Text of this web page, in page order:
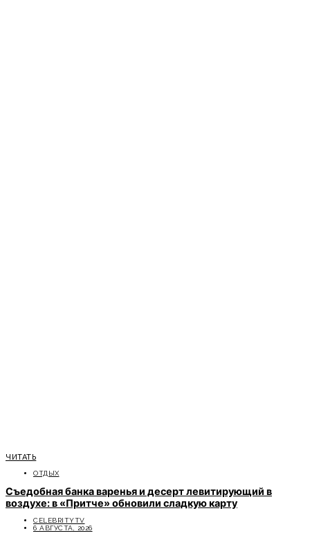
ЧИТАТЬ
ОТДЫХ
Съедобная банка варенья и десерт левитирующий в
воздухе: в «Притче» обновили сладкую карту
CELEBRITYTV
6 АВГУСТА, 2026